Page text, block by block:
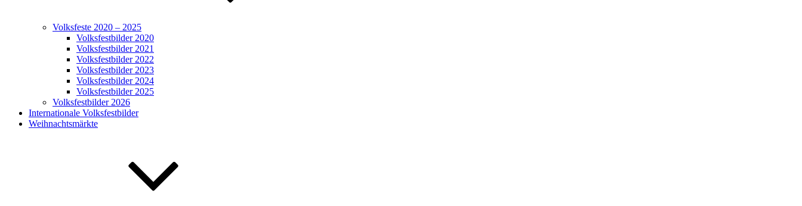
Volksfeste 2020 – 2025
Volksfestbilder 2020
Volksfestbilder 2021
Volksfestbilder 2022
Volksfestbilder 2023
Volksfestbilder 2024
Volksfestbilder 2025
Volksfestbilder 2026
Internationale Volksfestbilder
Weihnachtsmärkte